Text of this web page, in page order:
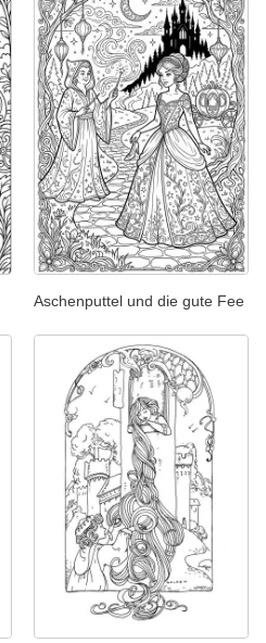
Aschenputtel und die gute Fee